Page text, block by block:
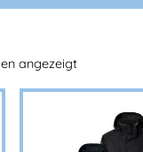
angezeigt